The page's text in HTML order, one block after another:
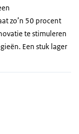
zo’n 50 procent
te stimuleren
Een stuk lager